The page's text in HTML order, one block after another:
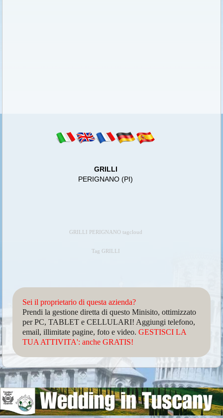
GRILLI
PERIGNANO (PI)
GRILLI PERIGNANO tagcloud
Tag GRILLI
Sei il proprietario di questa azienda?
Prendi la gestione diretta di questo Minisito, ottimizzato
per PC, TABLET e CELLULARI! Aggiungi telefono,
email, illimitate pagine, foto e video.GESTISCI LA
TUA ATTIVITA': anche GRATIS!